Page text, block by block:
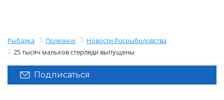
Рыбалка Полезное
Новости Росрыболовства
25 тысяч мальков стерляди выпущены
Подписаться